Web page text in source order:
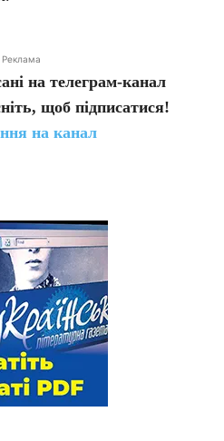
Реклама
на телеграм-канал
щоб підписатися!
на канал